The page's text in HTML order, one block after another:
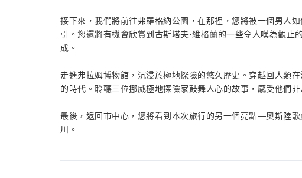
接下來，我們將前往弗羅格納公園，在那裡，您將被一個男人
引。您還將有機會欣賞到古斯塔夫·維格蘭的一些令人嘆為觀
成。
走進弗拉姆博物館，沉浸於極地探險的悠久歷史。穿越回人類
的時代。聆聽三位挪威極地探險家鼓舞人心的故事，感受他們非
最後，返回市中心，您將看到本次旅行的另一個亮點—奧斯陸
川。